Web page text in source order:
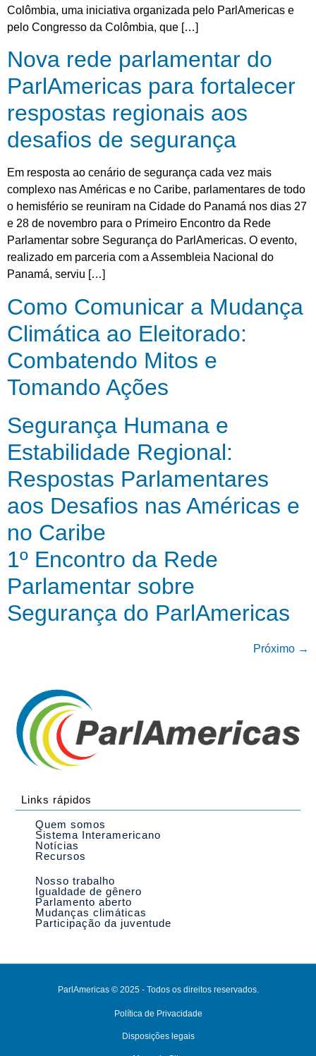
Colômbia, uma iniciativa organizada pelo ParlAmericas e
pelo Congresso da Colômbia, que […]
Nova rede parlamentar do
ParlAmericas para fortalecer
respostas regionais aos
desafios de segurança
Em resposta ao cenário de segurança cada vez mais
complexo nas Américas e no Caribe, parlamentares de todo
o hemisfério se reuniram na Cidade do Panamá nos dias 27
e 28 de novembro para o Primeiro Encontro da Rede
Parlamentar sobre Segurança do ParlAmericas. O evento,
realizado em parceria com a Assembleia Nacional do
Panamá, serviu […]
Como Comunicar a Mudança
Climática ao Eleitorado:
Combatendo Mitos e
Tomando Ações
Segurança Humana e
Estabilidade Regional:
Respostas Parlamentares
aos Desafios nas Américas e
no Caribe
1º Encontro da Rede
Parlamentar sobre
Segurança do ParlAmericas
Próximo →
Links rápidos
Quem somos
Sistema Interamericano
Notícias
Recursos
Nosso trabalho
Igualdade de gênero
Parlamento aberto
Mudanças climáticas
Participação da juventude
ParlAmericas © 2025 - Todos os direitos reservados.
Política de Privacidade
Disposições legais